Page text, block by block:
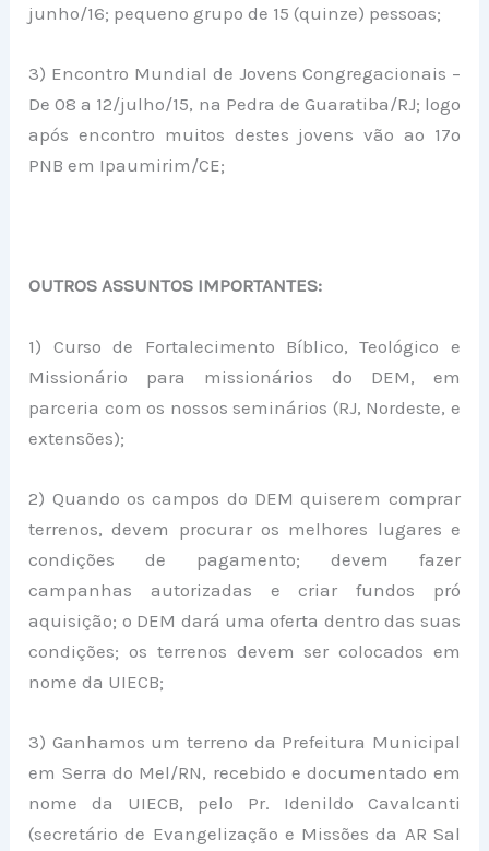
junho/16; pequeno grupo de 15 (quinze) pessoas;
3) Encontro Mundial de Jovens Congregacionais –
De 08 a 12/julho/15, na Pedra de Guaratiba/RJ; logo
após encontro muitos destes jovens vão ao 17º
PNB em Ipaumirim/CE;
OUTROS ASSUNTOS IMPORTANTES:
1) Curso de Fortalecimento Bíblico, Teológico e
Missionário para missionários do DEM, em
parceria com os nossos seminários (RJ, Nordeste, e
extensões);
2) Quando os campos do DEM quiserem comprar
terrenos, devem procurar os melhores lugares e
condições de pagamento; devem fazer
campanhas autorizadas e criar fundos pró
aquisição; o DEM dará uma oferta dentro das suas
condições; os terrenos devem ser colocados em
nome da UIECB;
3) Ganhamos um terreno da Prefeitura Municipal
em Serra do Mel/RN, recebido e documentado em
nome da UIECB, pelo Pr. Idenildo Cavalcanti
(secretário de Evangelização e Missões da AR Sal